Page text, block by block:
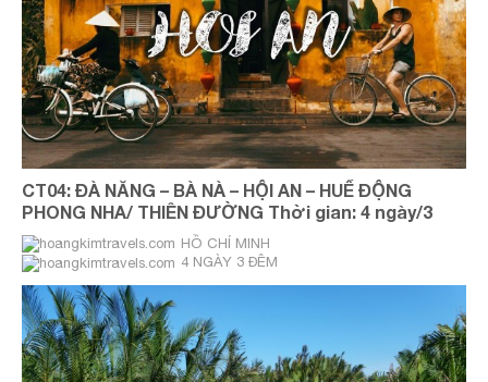
CT04: ĐÀ NẴNG – BÀ NÀ – HỘI AN – HUẾ ĐỘNG
PHONG NHA/ THIÊN ĐƯỜNG Thời gian: 4 ngày/3
đêm
HỒ CHÍ MINH
4 NGÀY 3 ĐÊM
THỨ 5 & CHỦ NHẬT HÀNG TUẦN